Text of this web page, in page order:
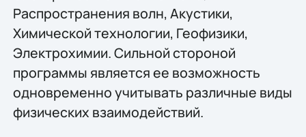
Распространения волн, Акустики,
Химической технологии, Геофизики,
Электрохимии. Сильной стороной
программы является ее возможность
одновременно учитывать различные виды
физических взаимодействий.